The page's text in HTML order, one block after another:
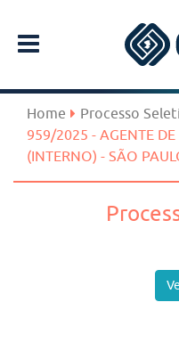
Home Processo
959/2025 - AGENTE
(INTERNO) - SÃO